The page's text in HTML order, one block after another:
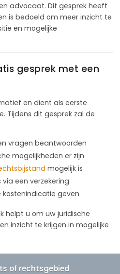
advocaat. Dit gesprek heeft
is bedoeld om meer inzicht te
en mogelijke
gesprek met een
en dient als eerste
Tijdens dit gesprek zal de
vragen beantwoorden
mogelijkheden er zijn
mogelijk is
een verzekering
kostenindicatie geven
helpt u om uw juridische
inzicht te krijgen in mogelijke
of rechtsgebied